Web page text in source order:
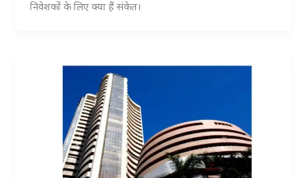
निवेशकों के लिए क्या हैं संकेत।